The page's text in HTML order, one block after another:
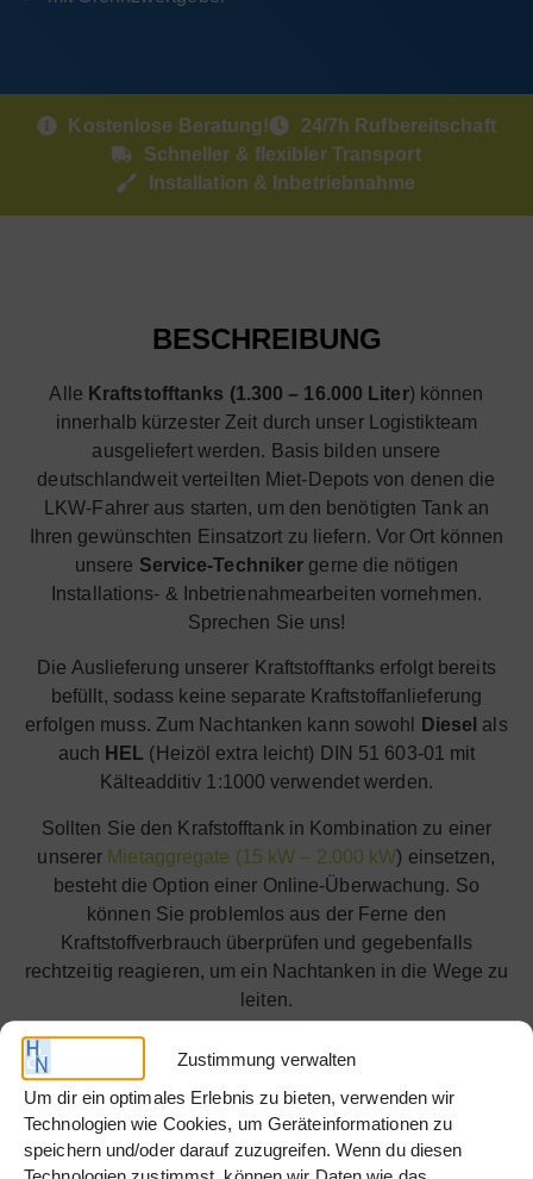
Zustimmung verwalten
Um dir ein optimales Erlebnis zu bieten, verwenden wir
Technologien wie Cookies, um Geräteinformationen zu
speichern und/oder darauf zuzugreifen. Wenn du diesen
Kostenlose Beratung!
24/7h Rufbereitschaft
Schneller & flexibler Transport
Installation & Inbetriebnahme
BESCHREIBUNG
Alle Kraftstofftanks (1.300 – 16.000 Liter) können
innerhalb kürzester Zeit durch unser Logistikteam
ausgeliefert werden. Basis bilden unsere
deutschlandweit verteilten Miet-Depots von denen die
LKW-Fahrer aus starten, um den benötigten Tank an
Ihren gewünschten Einsatzort zu liefern. Vor Ort können
unsere Service-Techniker gerne die nötigen
Installations- & Inbetrienahmearbeiten vornehmen.
Sprechen Sie uns!
Die Auslieferung unserer Kraftstofftanks erfolgt bereits
befüllt, sodass keine separate Kraftstoffanlieferung
erfolgen muss. Zum Nachtanken kann sowohl
Diesel als
auch HEL (Heizöl extra leicht) DIN 51 603-01 mit
Kälteadditiv 1:1000 verwendet werden.
Sollten Sie den Krafstofftank in Kombination zu einer
unserer Mietaggregate (15 kW – 2.000 kW) einsetzen,
besteht die Option einer Online-Überwachung. So
können Sie problemlos aus der Ferne den
Kraftstoffverbrauch überprüfen und gegebenfalls
rechtzeitig reagieren, um ein Nachtanken in die Wege zu
leiten.